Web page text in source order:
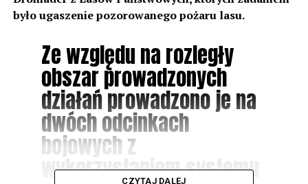
było ugaszenie pozorowanego pożaru lasu.
Ze względu na rozległy
obszar prowadzonych
działań prowadzono je na
dwóch odcinkach
bojowych z
wykorzystaniem systemu
CZYTAJ DALEJ